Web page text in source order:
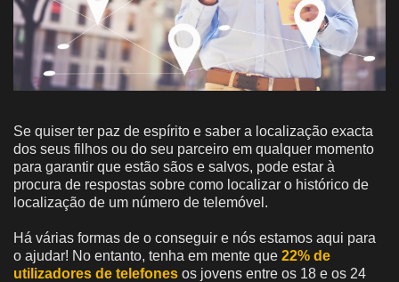
Se quiser ter paz de espírito e saber a localização exacta
dos seus filhos ou do seu parceiro em qualquer momento
para garantir que estão sãos e salvos, pode estar à
procura de respostas sobre como localizar o histórico de
localização de um número de telemóvel.
Há várias formas de o conseguir e nós estamos aqui para
o ajudar! No entanto, tenha em mente que 22% de
utilizadores de telefones os jovens entre os 18 e os 24